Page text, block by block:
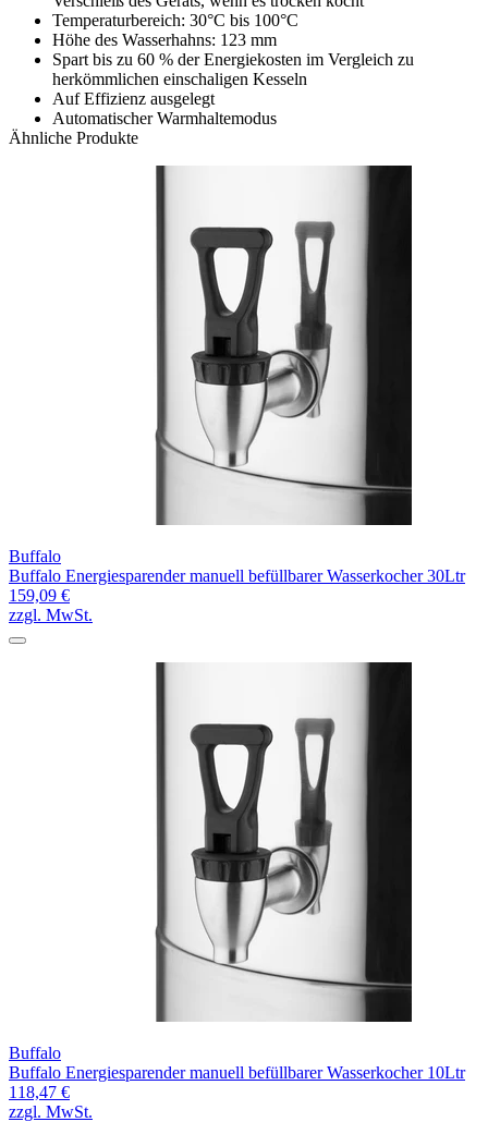
Temperaturbereich: 30°C bis 100°C
Höhe des Wasserhahns: 123 mm
Spart bis zu 60 % der Energiekosten im Vergleich zu
herkömmlichen einschaligen Kesseln
Auf Effizienz ausgelegt
Automatischer Warmhaltemodus
Ähnliche Produkte
Buffalo
Buffalo Energiesparender manuell befüllbarer Wasserkocher 30Ltr
159,09 €
zzgl. MwSt.
Buffalo
Buffalo Energiesparender manuell befüllbarer Wasserkocher 10Ltr
118,47 €
zzgl. MwSt.